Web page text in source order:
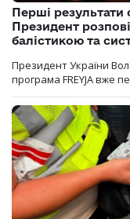
Перші результати
Президент
балістикою та
Президент України
програма FREYJA вже